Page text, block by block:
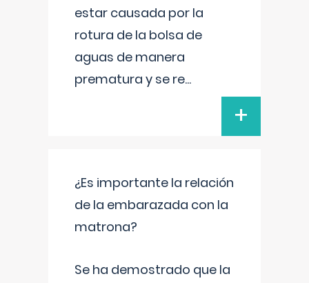
estar causada por la
rotura de la bolsa de
aguas de manera
prematura y se re...
+
¿Es importante la relación
de la embarazada con la
matrona?
Se ha demostrado que la